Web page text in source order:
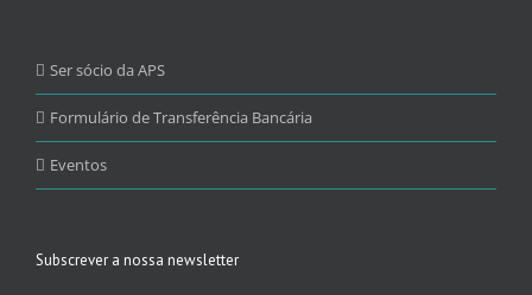
Ser sócio da APS
Formulário de Transferência Bancária
Eventos
Subscrever a nossa newsletter